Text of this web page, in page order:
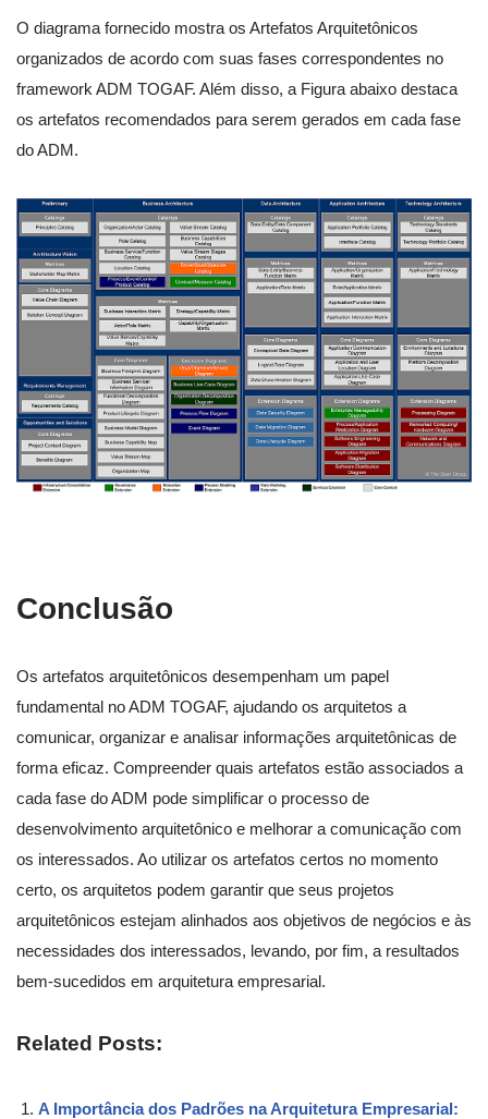
O diagrama fornecido mostra os Artefatos Arquitetônicos
organizados de acordo com suas fases correspondentes no
framework ADM TOGAF. Além disso, a Figura abaixo destaca
os artefatos recomendados para serem gerados em cada fase
do ADM.
Conclusão
Os artefatos arquitetônicos desempenham um papel
fundamental no ADM TOGAF, ajudando os arquitetos a
comunicar, organizar e analisar informações arquitetônicas de
forma eficaz. Compreender quais artefatos estão associados a
cada fase do ADM pode simplificar o processo de
desenvolvimento arquitetônico e melhorar a comunicação com
os interessados. Ao utilizar os artefatos certos no momento
certo, os arquitetos podem garantir que seus projetos
arquitetônicos estejam alinhados aos objetivos de negócios e às
necessidades dos interessados, levando, por fim, a resultados
bem-sucedidos em arquitetura empresarial.
Related Posts:
A Importância dos Padrões na Arquitetura Empresarial: